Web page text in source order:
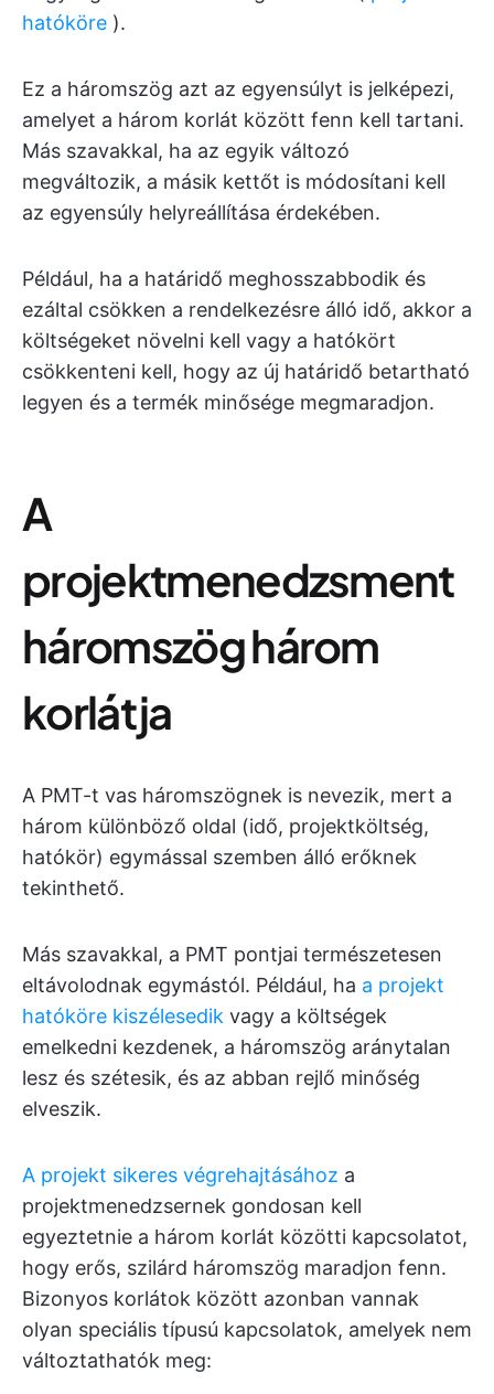
hatóköre ).
Ez a háromszög azt az egyensúlyt is jelképezi,
amelyet a három korlát között fenn kell tartani.
Más szavakkal, ha az egyik változó
megváltozik, a másik kettőt is módosítani kell
az egyensúly helyreállítása érdekében.
Például, ha a határidő meghosszabbodik és
ezáltal csökken a rendelkezésre álló idő, akkor a
költségeket növelni kell vagy a hatókört
csökkenteni kell, hogy az új határidő betartható
legyen és a termék minősége megmaradjon.
A
projektmenedzsment
háromszög három
korlátja
A PMT-t vas háromszögnek is nevezik, mert a
három különböző oldal (idő, projektköltség,
hatókör) egymással szemben álló erőknek
tekinthető.
Más szavakkal, a PMT pontjai természetesen
eltávolodnak egymástól. Például, ha a projekt
hatóköre kiszélesedik vagy a költségek
emelkedni kezdenek, a háromszög aránytalan
lesz és szétesik, és az abban rejlő minőség
elveszik.
A projekt sikeres végrehajtásához a
projektmenedzsernek gondosan kell
egyeztetnie a három korlát közötti kapcsolatot,
hogy erős, szilárd háromszög maradjon fenn.
Bizonyos korlátok között azonban vannak
olyan speciális típusú kapcsolatok, amelyek nem
változtathatók meg: